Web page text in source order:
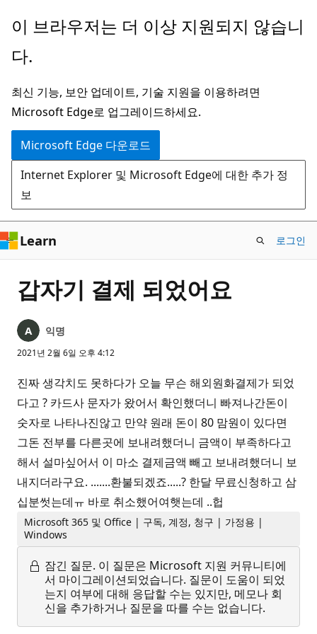
주
콘
츠
로
건
너
뛰
기
이 브라우저는 더 이상 지원되지 않습니
다.
최신 기능, 보안 업데이트, 기술 지원을 이용하려면
Microsoft Edge로 업그레이드하세요.
Microsoft Edge 다운로드
Internet Explorer 및 Microsoft Edge에 대한 추가 정
보
Learn 로그인
갑자기 결제 되었어요
익명
2021년 2월 6일 오후 4:12
진짜 생각치도 못하다가 오늘 무슨 해외원화결제가 되었
다고 ? 카드사 문자가 왔어서 확인했더니 빠져나간돈이
숫자로 나타나진않고 만약 원래 돈이 80 맘원이 있다면
그돈 전부를 다른곳에 보내려했더니 금액이 부족하다고
해서 설마싶어서 이 마소 결제금액 빼고 보내려했더니 보
내지더라구요. .......환불되겠죠.....? 한달 무료신청하고 삼
십분썻는데ㅠ 바로 취소했어여햇는데 ..헙
Microsoft 365 및 Office | 구독, 계정, 청구 | 가정용 |
Windows
잠긴 질문. 이 질문은 Microsoft 지원 커뮤니티에
서 마이그레이션되었습니다. 질문이 도움이 되었
는지 여부에 대해 응답할 수는 있지만, 메모나 회
신을 추가하거나 질문을 따를 수는 없습니다.